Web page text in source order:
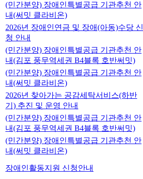
(민간분양) 장애인특별공급 기관추천 안
내(써밋 클라비온)
2026년 장애인연금 및 장애(아동)수당 신
청 안내
(민간분양) 장애인특별공급 기관추천 안
내(김포 풍무역세권 B4블록 호반써밋)
(민간분양) 장애인특별공급 기관추천 안
내(써밋 클라비온)
2026년 찾아가는 공감세탁서비스(하반
기) 추진 및 운영 안내
(민간분양) 장애인특별공급 기관추천 안
내(김포 풍무역세권 B4블록 호반써밋)
(민간분양) 장애인특별공급 기관추천 안
내(써밋 클라비온)
장애인활동지원 신청안내